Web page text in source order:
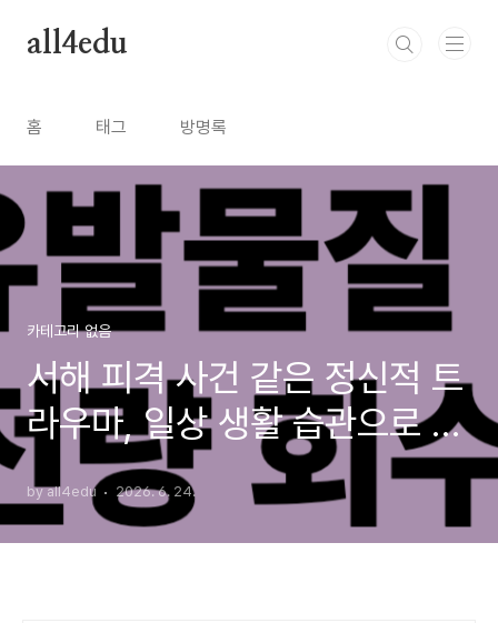
all4edu
홈 태그 방명록
카테고리 없음
서해 피격 사건 같은 정신적 트
라우마, 일상 생활 습관으로 극
복하는 방법은?
by all4edu 2026. 6. 24.